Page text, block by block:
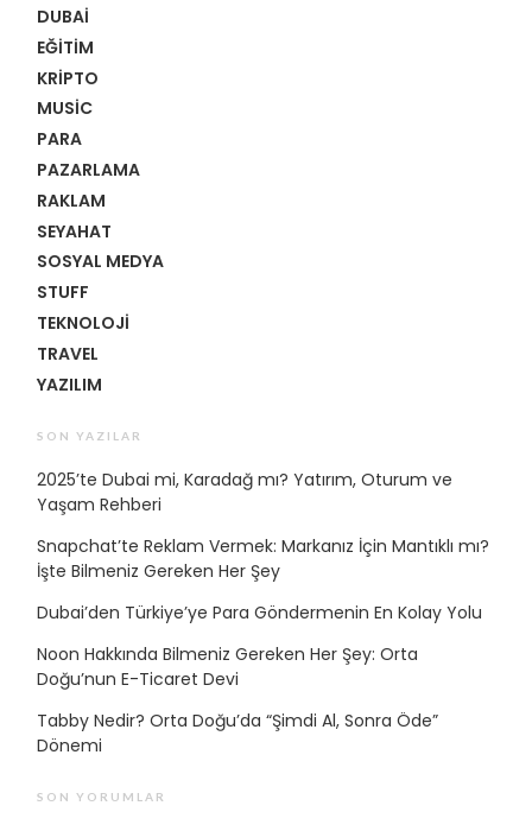
DUBAI
EĞITIM
KRIPTO
MUSIC
PARA
PAZARLAMA
RAKLAM
SEYAHAT
SOSYAL MEDYA
STUFF
TEKNOLOJI
TRAVEL
YAZILIM
SON YAZILAR
2025’te Dubai mi, Karadağ mı? Yatırım, Oturum ve
Yaşam Rehberi
Snapchat’te Reklam Vermek: Markanız İçin Mantıklı mı?
İşte Bilmeniz Gereken Her Şey
Dubai’den Türkiye’ye Para Göndermenin En Kolay Yolu
Noon Hakkında Bilmeniz Gereken Her Şey: Orta
Doğu’nun E-Ticaret Devi
Tabby Nedir? Orta Doğu’da “Şimdi Al, Sonra Öde”
Dönemi
SON YORUMLAR